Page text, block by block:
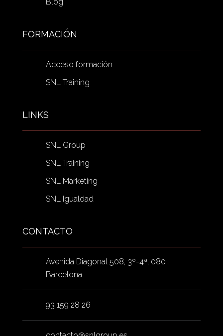
FORMACIÓN
Acceso formación
SNL Training
LINKS
SNL Group
SNL Training
SNL Marketing
SNL Igualdad
CONTACTO
Avenida Diagonal 508, 3º-4ª, 080
Barcelona
93 159 28 26